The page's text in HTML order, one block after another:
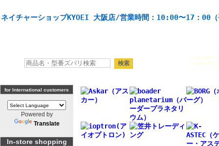
ネイチャーショップKYOEI 大阪店/営業時間：10:00〜17：00（
Seestar
for International customers
Powered by
Translate
In-store shopping